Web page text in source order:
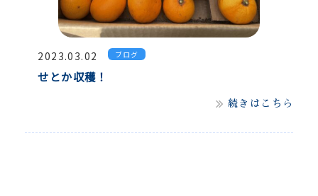
2023.03.02 ブログ
せとか収穫！
続きはこちら